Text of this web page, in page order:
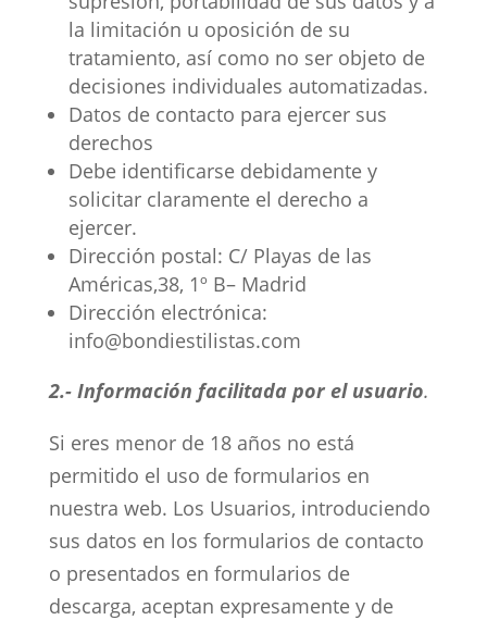
la limitación u oposición de su
tratamiento, así como no ser objeto de
decisiones individuales automatizadas.
Datos de contacto para ejercer sus
derechos
Debe identificarse debidamente y
solicitar claramente el derecho a
ejercer.
Dirección postal: C/ Playas de las
Américas,38, 1º B– Madrid
Dirección electrónica:
info@bondiestilistas.com
2.- Información facilitada por el usuario.
Si eres menor de 18 años no está
permitido el uso de formularios en
nuestra web. Los Usuarios, introduciendo
sus datos en los formularios de contacto
o presentados en formularios de
descarga, aceptan expresamente y de